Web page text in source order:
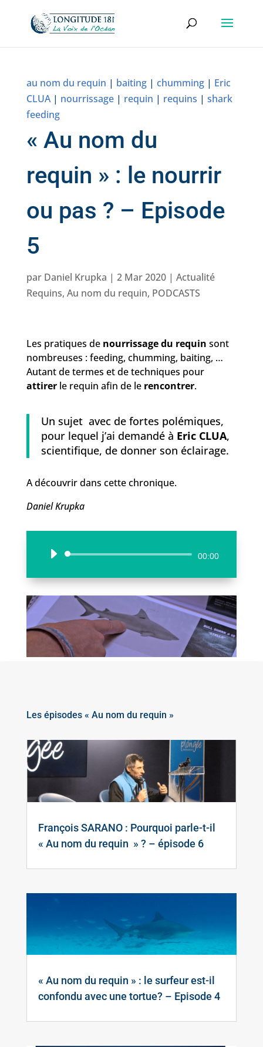
au nom du requin | baiting| chumming| Eric
CLUA| nourrissage| requin | requins | shark
feeding
« Au nom du
requin » : le nourrir
ou pas ? – Episode
5
par Daniel Krupka | 2 Mar 2020| Actualité
Requins, Au nom du requin, PODCASTS
Les pratiques de nourrissage du requin sont
nombreuses : feeding, chumming, baiting, …
Autant de termes et de techniques pour
attirerle requin afin de le rencontrer.
Un sujet avec de fortes polémiques,
pour lequel j’ai demandé à Eric CLUA,
scientifique, de donner son éclairage.
A découvrir dans cette chronique.
Daniel Krupka
Lecteur
00:00
Les épisodes « Au nom du requin »
François SARANO : Pourquoi parle-t-il
« Au nom du requin » ? – épisode 6
« Au nom du requin » : le surfeur est-il
confondu avec une tortue? – Episode 4